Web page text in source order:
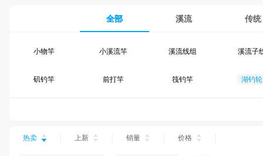
全部 溪流 传统
小物竿 小溪流竿 溪流线组 溪流子
矶钓竿 前打竿 筏钓竿 湖钓轮
台钓仕挂 台钓钩
热卖 上新 销量 价格